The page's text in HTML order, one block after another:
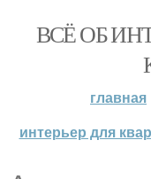
ВСЁ ОБ
главная
интерьер для